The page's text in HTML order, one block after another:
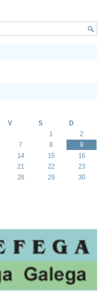
V S D
1
2
7 8
9
14 15
16
21 22
23
28 29
30